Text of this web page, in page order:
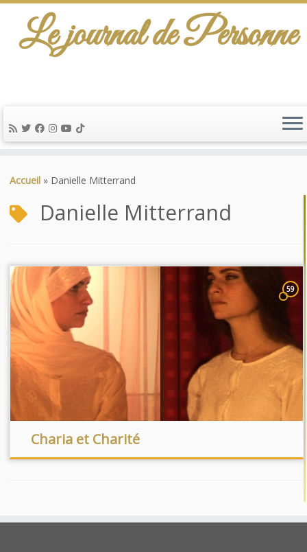
au
Le journal de Personne
Accueil » Danielle Mitterrand
Danielle Mitterrand
59
Charia et Charité